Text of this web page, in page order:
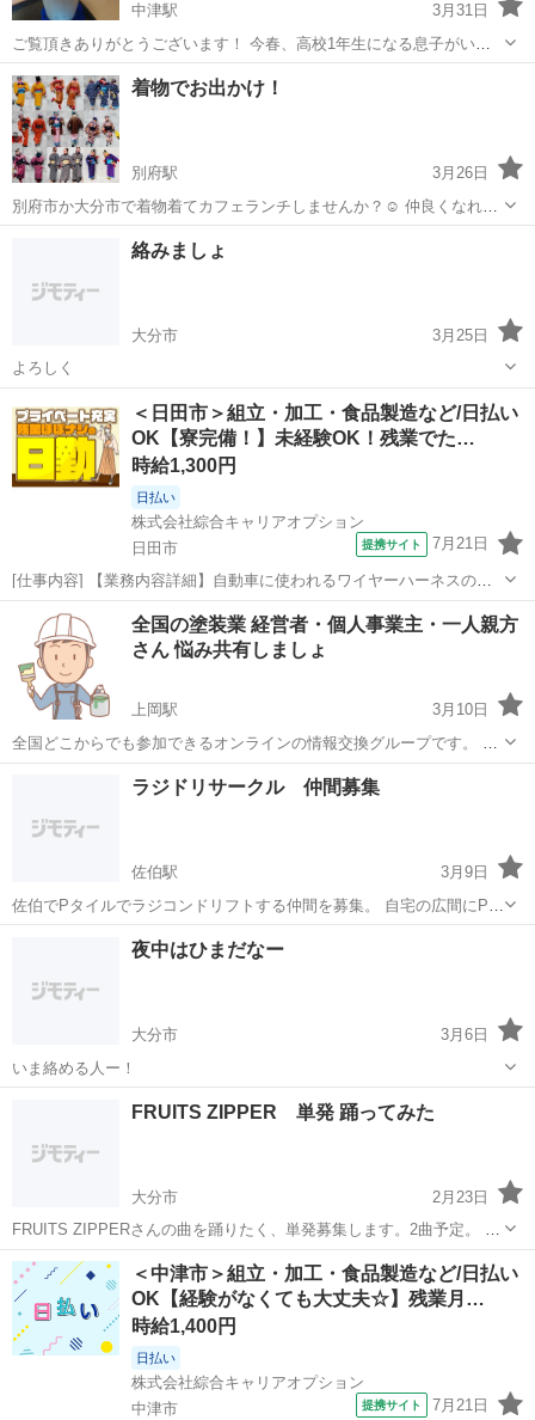
中津駅
3月31日
ご覧頂きありがとうございます！ 今春、高校1年生になる息子がいる
のですが、 中学生基礎レベルの英語を教えて頂ける先生を 募集してい
ます。 家の近くの上毛町、吉富町、中津市、豊前市 で探しています。
家に来て頂いてもいいですし...
大分 中津市 中津駅
着物でお出かけ！
別府駅
3月26日
別府市か大分市で着物着てカフェランチしませんか？☺ 仲良くなれた
らそのメンバーでお出かけとかもしたいですね☺ 単純に着物が好きな
ので着物着て数人で出かけたい感じです☺
別府駅
絡みましょ
大分市
3月25日
よろしく
その他
＜日田市＞組立・加工・食品製造など/日払い
OK【寮完備！】未経験OK！残業でた…
時給1,300円
日払い
株式会社綜合キャリアオプション
日田市
提携サイト 7月21日
[仕事内容] 【業務内容詳細】自動車に使われるワイヤーハーネスの組
み付け作業。 製造ラインでの生産業務、 製造工程の改善(生産工法・
新技術の検討)、 品質管理【取扱製品情報】ワイヤーハーネス 。＋お
仕事探しはコンシェルスタ...
大分 工場
全国の塗装業 経営者・個人事業主・一人親方
さん 悩み共有しましょ
上岡駅
3月10日
全国どこからでも参加できるオンラインの情報交換グループです。 塗
装業の経営や一人親方としての働き方について、 ネット集客、客先と
の交渉、 見積価格や保証対応など、 一人で抱え込まずに話せる場があ
上岡駅 その他 一人親方
ラジドリサークル 仲間募集
佐伯駅
3月9日
佐伯でPタイルでラジコンドリフトする仲間を募集。 自宅の広間にPタ
イルを敷き詰めて、簡易サーキットを 作りました。一緒にラジドリす
る仲間が欲しいです。 平日の夜に走らせることが多いです。 日中も対
佐伯市 佐伯駅 その他
夜中はひまだなー
大分市
3月6日
いま絡める人ー！
FRUITS ZIPPER 単発 踊ってみた
大分市
2月23日
FRUITS ZIPPERさんの曲を踊りたく、単発募集します。2曲予定。 大
分市内での撮影になります。 少しでも気になるかたはDMお願い致し
ます。 【撮影曲】 ・かがみ ・フルーツバスケット 【募集内容】 活
動...
大分 大分市 その他 単発
＜中津市＞組立・加工・食品製造など/日払い
OK【経験がなくても大丈夫☆】残業月…
時給1,400円
日払い
株式会社綜合キャリアオプション
中津市
提携サイト 7月21日